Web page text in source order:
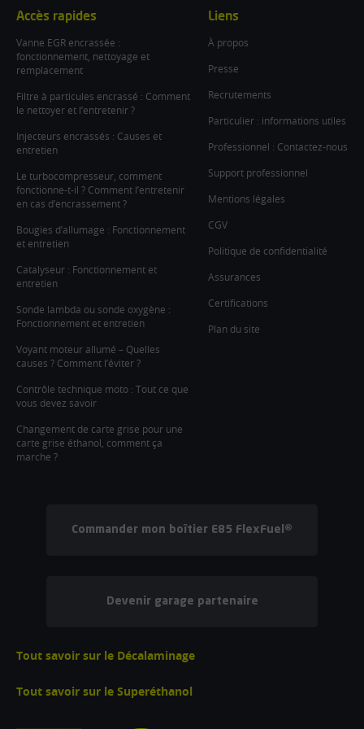
Accès rapides
Vanne EGR encrassée :
fonctionnement, nettoyage et
remplacement
Filtre à particules encrassé : Comment
le nettoyer et l’entretenir ?
Injecteurs encrassés : Causes et
entretien
Le turbocompresseur, comment
fonctionne-t-il ? Comment l’entretenir
en cas d’encrassement ?
Bougies d’allumage : Fonctionnement
et entretien
Catalyseur : Fonctionnement et
entretien
Sonde lambda ou sonde oxygène :
Fonctionnement et entretien
Voyant moteur allumé – Quelles
causes ? Comment l’éviter ?
Contrôle technique moto : Tout ce que
vous devez savoir
Changement de carte grise pour une
carte grise éthanol, comment ça
marche ?
Liens
À propos
Presse
Recrutements
Particulier : informations utiles
Professionnel : Contactez-nous
Support professionnel
Mentions légales
CGV
Politique de confidentialité
Assurances
Certifications
Plan du site
Commander mon boîtier E85 FlexFuel®
Devenir garage partenaire
Tout savoir sur le Décalaminage
Tout savoir sur le Superéthanol